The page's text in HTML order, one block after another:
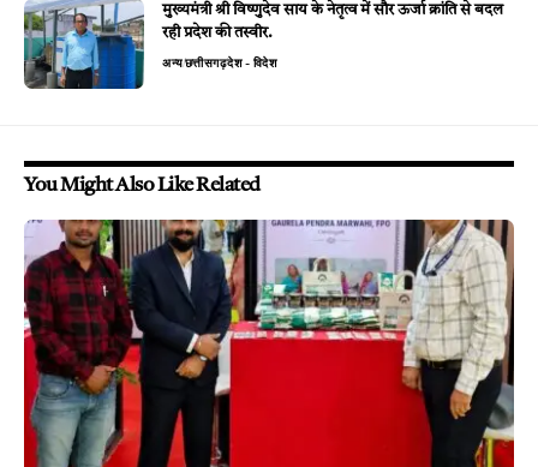
मुख्यमंत्री श्री विष्णुदेव साय के नेतृत्व में सौर ऊर्जा क्रांति से बदल
रही प्रदेश की तस्वीर.
अन्यछत्तीसगढ़देश - विदेश
You Might Also Like Related